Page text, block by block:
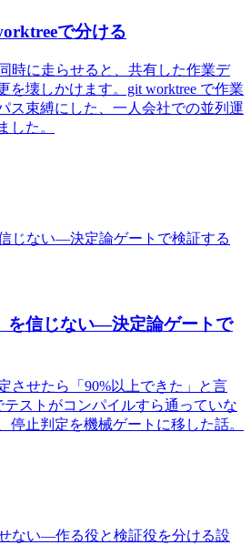
で分ける
時に走らせると、共有した作業デ
を壊しかけます。git worktree で作業
ス束縛にした、一人会社での並列運
した。
じない—決定論ゲートで検証する
を信じない—決定論ゲートで
させたら「90%以上できた」と言
テストがコンパイルすら通っていな
停止判定を機械ゲートに移した話。
ない—作る役と検証役を分ける設